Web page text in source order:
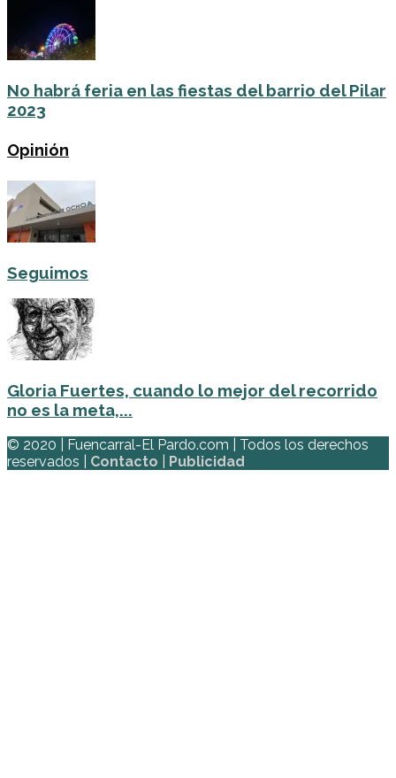
No habrá feria en las fiestas del barrio del Pilar
2023
Opinión
Seguimos
Gloria Fuertes, cuando lo mejor del recorrido
no es la meta,...
© 2020 | Fuencarral-El Pardo.com | Todos los derechos
reservados | Contacto Publicidad